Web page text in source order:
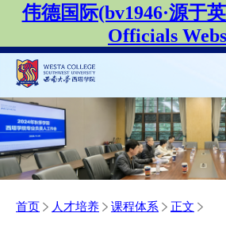
伟德国际(bv1946·源于
Officials
首页 人才培养 课程体系 正文